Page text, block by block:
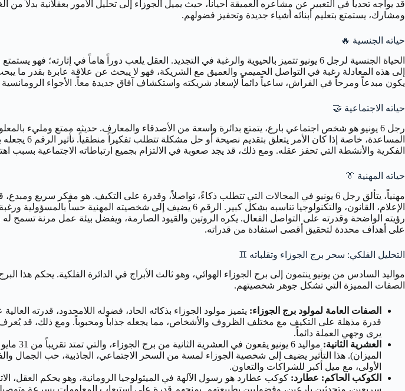
ومشارك، يستمتع بتعليم أبنائه أشياء جديدة وتحفيز فضولهم.
حياته الجنسية 🔥
إلى هذه المعادلة رغبة في التواصل الحميمي والعميق مع الشريكة، فهو لا يبحث عن علاقة عابرة بقدر ما
يكون مبدعاً ومرحاً في الفراش، ساعياً دائماً لإسعاد شريكته واستكشاف آفاق جديدة معاً. الأجواء
حياته الاجتماعية 🤝
رجل 6 يونيو هو شخص اجتماعي بارع، يتمتع بدائرة واسعة من الأصدقاء والمعارف. حديثه ممتع ومليء
المساعدة،
الفكرية والأنشطة التي تحفز عقله. ومع ذلك، قد يجد صعوبة في الالتزام بجميع ارتباطاته الاجتماعية بسبب
حياته المهنية 👔
مهنياً، يتألق رجل 6 يونيو في المجالات التي تتطلب ذكاءً، تواصلاً، وقدرة على التكيف. هو مفكر
الإعلام، القانون، والتكنولوجيا تناسبه بشكل كبير. الرقم 6 يضيف
رؤيته الواضحة وقدرته على التواصل الفعال. يكره الروتين والقيود الصارمة، ويفضل بيئة عمل مرنة تسمح
على أهداف محددة لتحقيق أقصى استفادة من قدراته.
التحليل الفلكي: سحر برج الجوزاء وتقلباته ♊
مواليد السادس من يونيو ينتمون إلى برج الجوزاء الهوائي، وهو ثالث الأبراج في الدائرة الفلكية. يحكم
الصفات المميزة التي تشكل جوهر شخصيتهم.
الصفات العامة لمولود برج الجوزاء: يتميز مولود الجوزاء بذكائه الحاد، فضوله اللامحدود، قدرته
قدرة مذهلة على التكيف مع مختلف الظروف والأشخاص، مما يجعله جذاباً ومحبوباً. ومع ذلك، قد
يرى وجهي العملة دائماً.
العشرية الثانية:
الميزان). هذا التأثير يضيف إلى شخصية الجوزاء لمسة من السحر الاجتماعي، الجاذبية، حب الجمال
الأولى، مع ميل أكبر للشراكات والتعاون.
الكوكب الحاكم: عطارد: كوكب عطارد هو رسول الآلهة في الميثولوجيا الرومانية، وهو يحكم العقل،